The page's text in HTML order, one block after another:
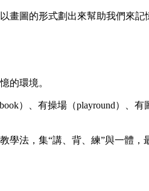
畫圖的形式劃出來幫助我們來記
的環境。
）、有操場（playround）
法，集“講、背、練”與一體